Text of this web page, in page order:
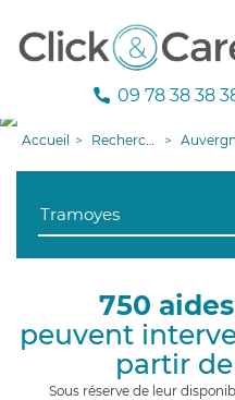
09 78 38 38
Accueil Recherche aide à domicile Auvergne-Rhône-Alpes
750
peuvent
partir de
Sous réserve de leur